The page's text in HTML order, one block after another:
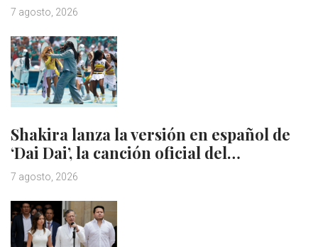
7 agosto, 2026
Shakira lanza la versión en español de
‘Dai Dai’, la canción oficial del…
7 agosto, 2026